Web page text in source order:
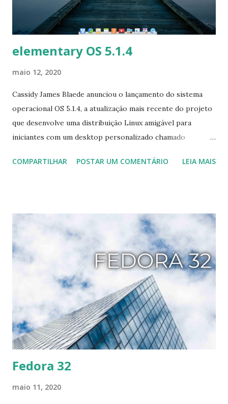
o sistema mais atraente para os iniciantes e mais
confortável...
elementary OS 5.1.4
maio 12, 2020
Cassidy James Blaede anunciou o lançamento do sistema
operacional OS 5.1.4, a atualização mais recente do projeto
que desenvolve uma distribuição Linux amigável para
iniciantes com um desktop personalizado chamado
renomeia) o aplicativo de controle dos pais e renova o
nos concentramos no bem-estar digital Em alguns
aspectos, decidimos renomeá-lo para 'Tempo e limites da
tela' mais simples. Mas é mais do que apenas uma
renomeação; o Tempo e limites da tela agora está
disponível para sua própria conta, além de outras contas de
não administrador no dispositivo. você pode definir suas
próprias regras em relação ao tempo da tela, acesso à
Internet e uso do aplicativo. Como resultado da
reformulação do recurso, o Tempo e os limites da tela
também são m...
COMPARTILHAR POSTAR UM COMENTÁRIO LEIA MAIS
Fedora 32
maio 11, 2020